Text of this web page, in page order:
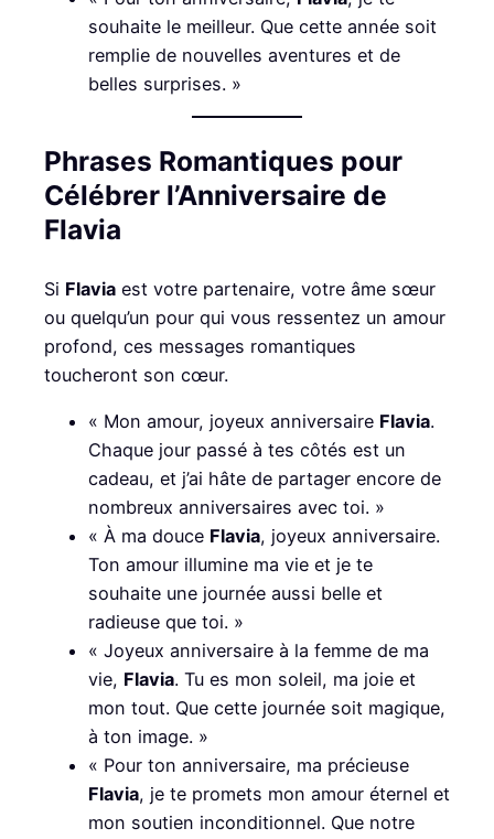
souhaite le meilleur. Que cette année soit
remplie de nouvelles aventures et de
belles surprises. »
Phrases Romantiques pour
Célébrer l’Anniversaire de
Flavia
Si Flavia est votre partenaire, votre âme sœur
ou quelqu’un pour qui vous ressentez un amour
profond, ces messages romantiques
toucheront son cœur.
« Mon amour, joyeux anniversaire Flavia.
Chaque jour passé à tes côtés est un
cadeau, et j’ai hâte de partager encore de
nombreux anniversaires avec toi. »
« À ma douce Flavia, joyeux anniversaire.
Ton amour illumine ma vie et je te
souhaite une journée aussi belle et
radieuse que toi. »
« Joyeux anniversaire à la femme de ma
vie, Flavia. Tu es mon soleil, ma joie et
mon tout. Que cette journée soit magique,
à ton image. »
« Pour ton anniversaire, ma précieuse
Flavia, je te promets mon amour éternel et
mon soutien inconditionnel. Que notre